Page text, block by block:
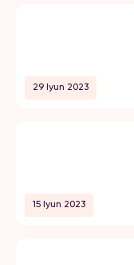
29 Iyun 2023
15 Iyun 2023